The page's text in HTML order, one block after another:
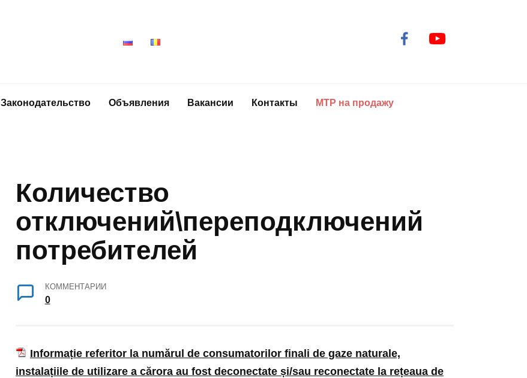
Законодательство Объявления Вакансии Контакты МТР на продажу
Количество
отключений\переподключений
потребителей
КОММЕНТАРИИ
0
Informație referitor la numărul de consumatorilor finali de gaze naturale,
instalațiile de utilizare a cărora au fost deconectate și/sau reconectate la rețeaua de